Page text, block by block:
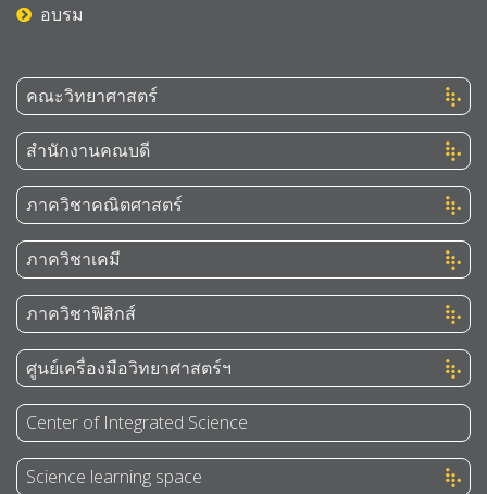
อบรม
คณะวิทยาศาสตร์
สำนักงานคณบดี
ภาควิชาคณิตศาสตร์
ภาควิชาเคมี
ภาควิชาฟิสิกส์
ศูนย์เครื่องมือวิทยาศาสตร์ฯ
Center of Integrated Science
Science learning space